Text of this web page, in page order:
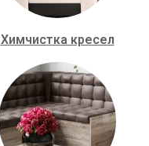
Химчистка кресел